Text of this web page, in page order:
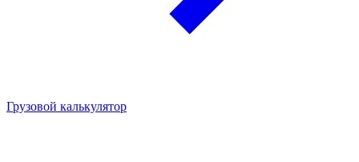
Грузовой калькулятор